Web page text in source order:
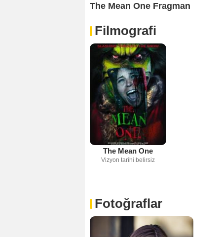
The Mean One Fragman
Filmografi
The Mean One
Vizyon tarihi belirsiz
Fotoğraflar